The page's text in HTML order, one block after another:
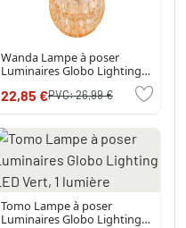
Wanda Lampe à poser
Luminaires Globo Lighting
22,85 €PVC:26,99 €
Tomo Lampe à poser
Luminaires Globo Lighting